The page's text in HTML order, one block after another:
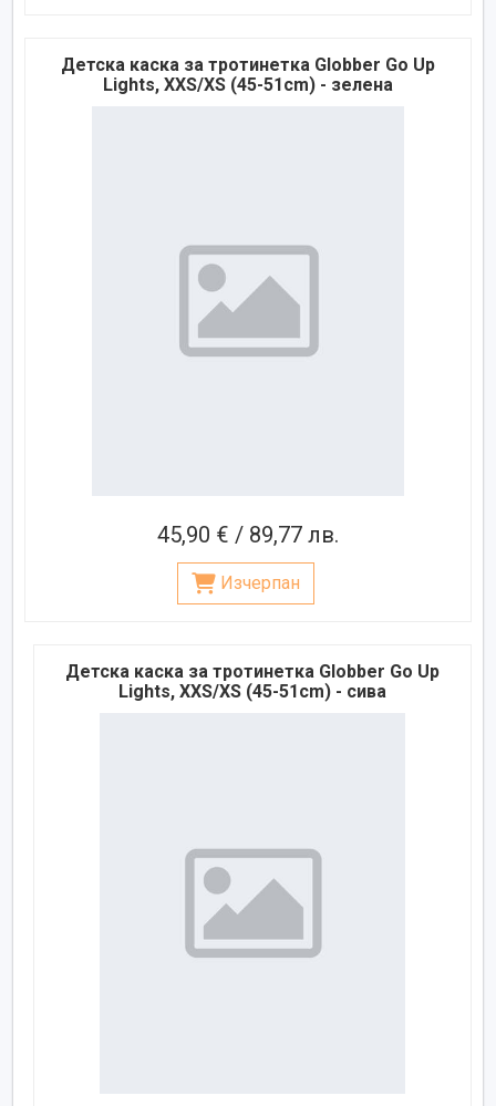
Детска каска за тротинетка Globber Go Up
Lights, XXS/XS (45-51cm) - зелена
45,90 € / 89,77 лв.
Изчерпан
Детска каска за тротинетка Globber Go Up
Lights, XXS/XS (45-51cm) - сива